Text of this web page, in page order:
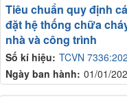
Số kí hiệu: TCVN
Ngày ban hành: 01/01/
Tiêu chuẩn quy định
đặt hệ thống chữa
nhà và công trình